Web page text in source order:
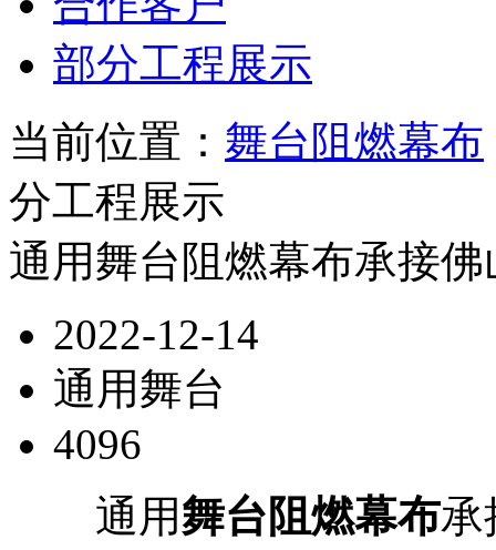
部分工程展示
当前位置： 舞台阻燃幕布
分工程展示
通用舞台阻燃幕布承接
2022-12-14
通用舞台
4096
通用舞台阻燃幕布承